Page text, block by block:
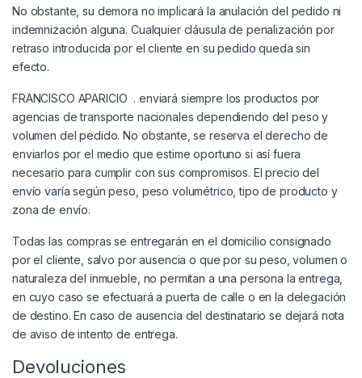
No obstante, su demora no implicará la anulación del pedido ni
indemnización alguna. Cualquier cláusula de penalización por
retraso introducida por el cliente en su pedido queda sin
efecto.
FRANCISCO APARICIO . enviará siempre los productos por
agencias de transporte nacionales dependiendo del peso y
volumen del pedido. No obstante, se reserva el derecho de
enviarlos por el medio que estime oportuno si así fuera
necesario para cumplir con sus compromisos. El precio del
envío varía según peso, peso volumétrico, tipo de producto y
zona de envío.
Todas las compras se entregarán en el domicilio consignado
por el cliente, salvo por ausencia o que por su peso, volumen o
naturaleza del inmueble, no permitan a una persona la entrega,
en cuyo caso se efectuará a puerta de calle o en la delegación
de destino. En caso de ausencia del destinatario se dejará nota
de aviso de intento de entrega.
Devoluciones